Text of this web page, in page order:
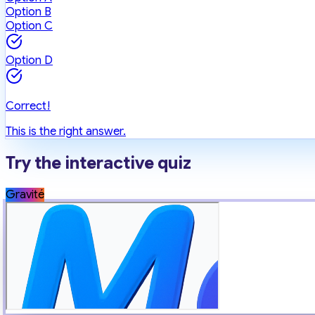
Option B
Option C
Option D
Correct!
This is the right answer.
Try the interactive quiz
Gravité